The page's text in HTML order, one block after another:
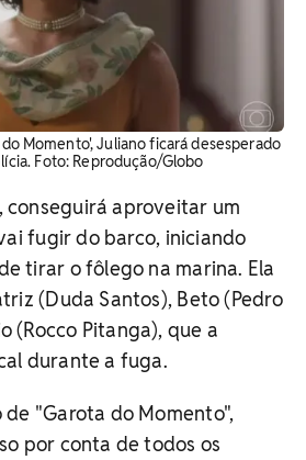
Momento', Juliano ficará desesperado
Foto: Reprodução/Globo
conseguirá aproveitar um
fugir do barco, iniciando
tirar o fôlego na marina. Ela
(Duda Santos), Beto (Pedro
(Rocco Pitanga), que a
durante a fuga.
"Garota do Momento",
por conta de todos os